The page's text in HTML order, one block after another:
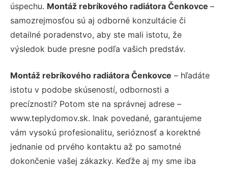
úspechu. Montáž rebríkového radiátora Čenkovce –
samozrejmosťou sú aj odborné konzultácie či
detailné poradenstvo, aby ste mali istotu, že
výsledok bude presne podľa vašich predstáv.
Montáž rebríkového radiátora Čenkovce – hľadáte
istotu v podobe skúseností, odbornosti a
precíznosti? Potom ste na správnej adrese –
www.teplydomov.sk. Inak povedané, garantujeme
vám vysokú profesionalitu, serióznosť a korektné
jednanie od prvého kontaktu až po samotné
dokončenie vašej zákazky. Keďže aj my sme iba